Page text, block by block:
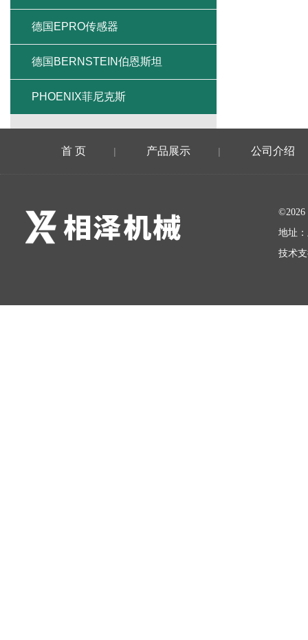
德国EPRO传感器
德国BERNSTEIN伯恩斯坦
PHOENIX菲尼克斯
首 页 | 产品展示 | 公司介绍
地址
技术